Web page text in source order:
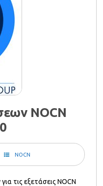
NOCN
NOCN
τις εξετάσεις NOCN